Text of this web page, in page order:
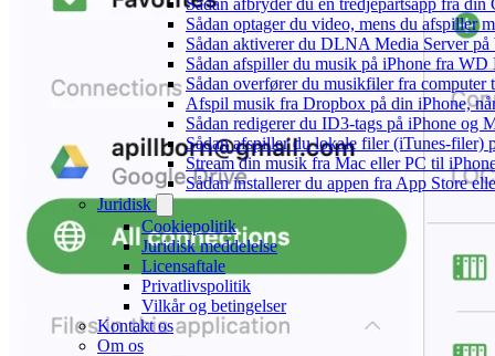
Sådan afbryder du en tredjepartsapp fra din
Sådan optager du video, mens du afspiller
Sådan aktiverer du DLNA Media Server
Sådan afspiller du musik på iPhone fra
Sådan overfører du musikfiler fra
Afspil musik fra Dropbox på din iPhone,
Sådan redigerer du ID3-tags på iPhone og
Sådan afspiller du lokale filer (iTunes-filer)
Stream din musik fra Mac eller PC til
Sådan installerer du appen fra App Store
Juridisk
Cookiepolitik
Juridisk meddelelse
Licensaftale
Privatlivspolitik
Vilkår og betingelser
Kontakt os
Om os